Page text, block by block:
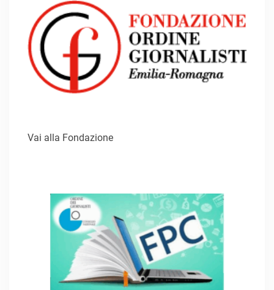
Vai alla Fondazione